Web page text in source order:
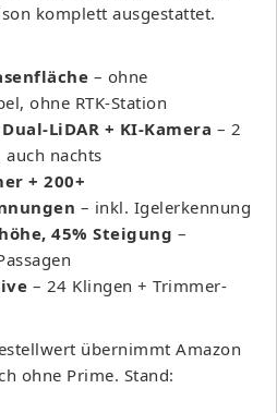
komplett ausgestattet.
– ohne
ohne RTK-Station
LiDAR + KI-Kamera – 2
nachts
+ 200+
– inkl. Igelerkennung
45% Steigung –
– 24 Klingen + Trimmer-
übernimmt Amazon
ohne Prime. Stand: